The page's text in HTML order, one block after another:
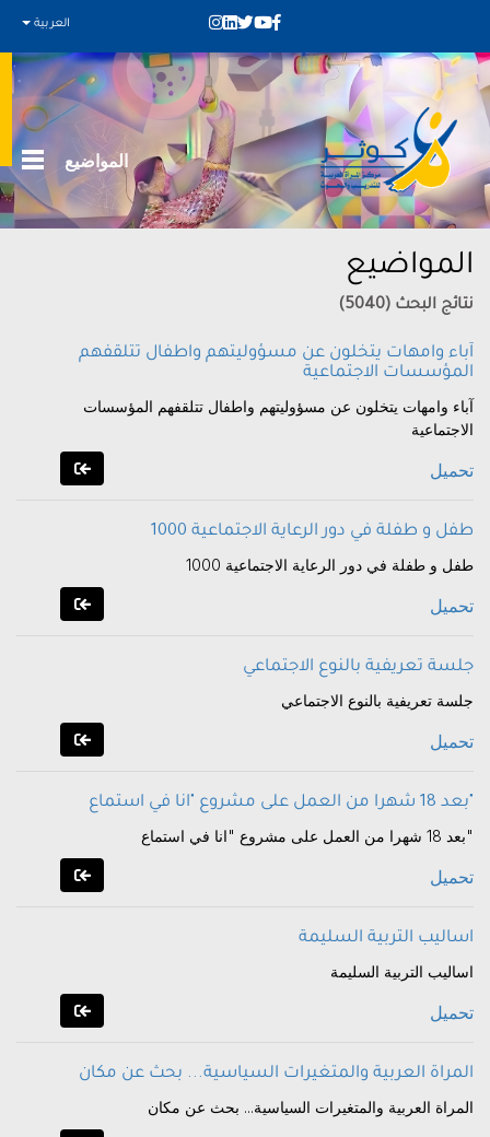
العربية
المواضيع
المواضيع
نتائج البحث (5040)
آباء وامهات يتخلون عن مسؤوليتهم واطفال تتلقفهم
المؤسسات الاجتماعية
آباء وامهات يتخلون عن مسؤوليتهم واطفال تتلقفهم المؤسسات
الاجتماعية
تحميل
1000 طفل و طفلة في دور الرعاية الاجتماعية
1000 طفل و طفلة في دور الرعاية الاجتماعية
تحميل
جلسة تعريفية بالنوع الاجتماعي
جلسة تعريفية بالنوع الاجتماعي
تحميل
بعد 18 شهرا من العمل على مشروع "انا في استماع"
بعد 18 شهرا من العمل على مشروع "انا في استماع"
تحميل
اساليب التربية السليمة
اساليب التربية السليمة
تحميل
المراة العربية والمتغيرات السياسية... بحث عن مكان
المراة العربية والمتغيرات السياسية... بحث عن مكان